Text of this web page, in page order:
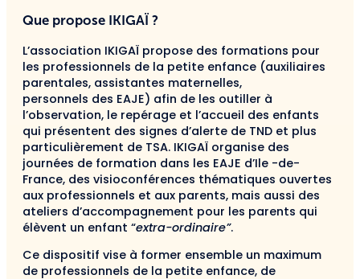
Que propose IKIGAÏ ?
L’association IKIGAÏ propose des formations pour
les professionnels de la petite enfance (auxiliaires
parentales, assistantes maternelles,
personnels des EAJE) afin de les outiller à
l’observation, le repérage et l’accueil des enfants
qui présentent des signes d’alerte de TND et plus
particulièrement de TSA. IKIGAÏ organise des
journées de formation dans les EAJE d’Ile -de-
France, des visioconférences thématiques ouvertes
aux professionnels et aux parents, mais aussi des
ateliers d’accompagnement pour les parents qui
élèvent un enfant “extra-ordinaire”.
Ce dispositif vise à former ensemble un maximum
de professionnels de la petite enfance, de